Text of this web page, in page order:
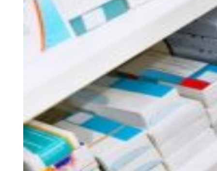
PROGRAMACIÓN
EN VIVO